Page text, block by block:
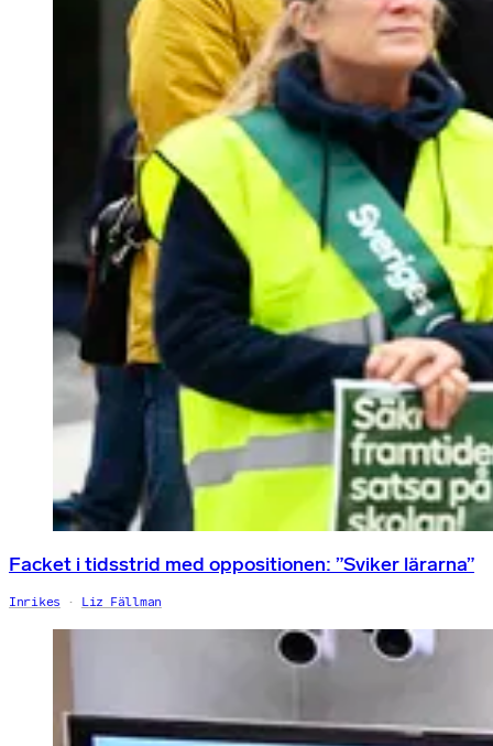
Facket i tidsstrid med oppositionen: ”Sviker lärarna”
Inrikes Liz Fällman